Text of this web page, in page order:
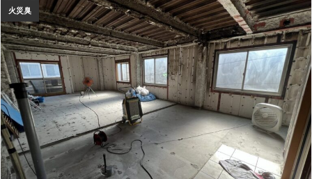
火災臭